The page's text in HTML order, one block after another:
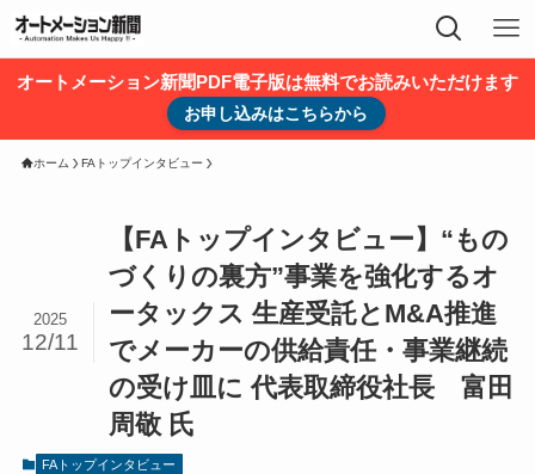
オートメーション新聞PDF電子版は無料でお読みいただけます
お申し込みはこちらから
ホーム FAトップインタビュー
【FAトップインタビュー】“もの
づくりの裏方”事業を強化するオ
ータックス 生産受託とM&A推進
でメーカーの供給責任・事業継続
の受け皿に 代表取締役社長 富田
周敬 氏
2025
12/11
FAトップインタビュー